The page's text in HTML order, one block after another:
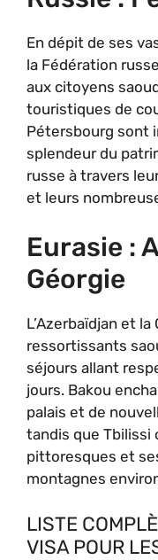
En dépit de ses
la Fédération
aux citoyens
touristiques de
Pétersbourg sont
splendeur du
russe à travers
et leurs
Eurasie :
Géorgie
L’Azerbaïdjan et
ressortissants
séjours allant
jours. Bakou
palais et de
tandis que Tbilissi
pittoresques et
montagnes
LISTE
VISA POUR